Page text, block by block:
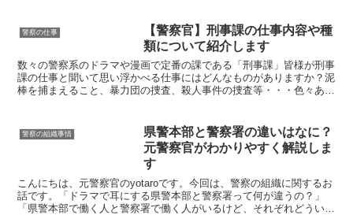
警察の仕事
【警察官】刑事課の仕事内容や種
類について紹介します
数々の警察系のドラマや漫画で定番の課である「刑事課」皆様が刑事
課の仕事と聞いて思い浮かべる仕事にはどんなものがありますか？泥
棒を捕まえること、暴力団の捜査、殺人事件の捜査等・・・色々あり
警察の組織事情
県警本部と警察署の違いはなに？
元警察官がわかりやすく解説しま
す
こんにちは、元警察官のyotaroです。今回は、警察の組織に関するお
話です。「ドラマで耳にする県警本部と警察署って何が違うの？」
「県警本部で働く人と警察署で働く人がいるけど、それぞれどういう